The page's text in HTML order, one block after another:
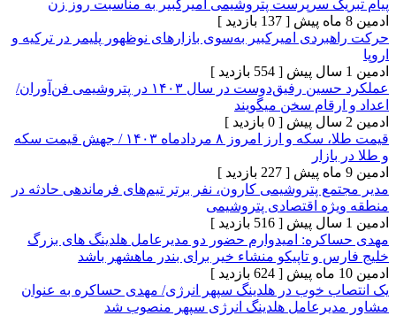
سرپرست پتروشیمی امیرکبیر به مناسبت روز زن
[ 137 بازدید ]
امیرکبیر به‌سوی بازارهای نوظهور پلیمر در ترکیه و
[ 554 بازدید ]
عملکرد حسین رفیق‌دوست در سال ۱۴۰۳ در پتروشیمی فن‌آوران/
سخن میگویند
[ 0 بازدید ]
قیمت طلا، سکه و ارز امروز ۸ مردادماه ۱۴۰۳ / جهش قیمت سکه
[ 227 بازدید ]
پتروشیمی کارون، نفر برتر تیم‌های فرماندهی حادثه در
اقتصادی پتروشیمی
[ 516 بازدید ]
امیدوارم حضور دو مدیرعامل هلدینگ های بزرگ
و تاپیکو منشاء خیر برای بندر ماهشهر باشد
[ 624 بازدید ]
خوب در هلدینگ سپهر انرژی/ مهدی حساکره به عنوان
هلدینگ انرژی سپهر منصوب شد